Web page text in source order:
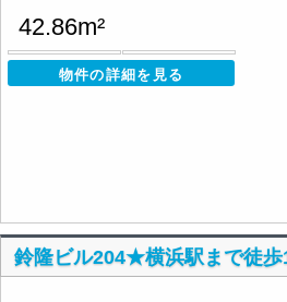
42.86m²
物件の詳細を見る
鈴隆ビル204★横浜駅まで徒歩